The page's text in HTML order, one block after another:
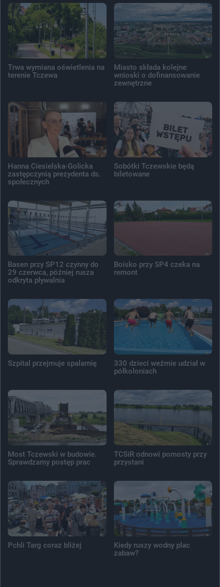
Trwa wymiana oświetlenia na
terenie Tczewa
Miasto składa kolejne
wnioski o dofinansowanie
zewnętrzne
Hanna Ciesielska-Golicka
zastępczynią prezydenta ds.
społecznych
Sobótki Tczewskie będą
biletowane
Basen przy SP12 czynny do
29 czerwca, później rusza
odkryta pływalnia
Boisko przy SP4 czeka na
remont
Szpital przejmuje spalarnię
330 dzieci weźmie udział w
półkoloniach
Most Tczewski w budowie.
Sprawdzamy postęp prac
TCSiR odnowi pomosty przy
przystani
Pchli Targ coraz bliżej
Kiedy ruszy wodny plac
zabaw?